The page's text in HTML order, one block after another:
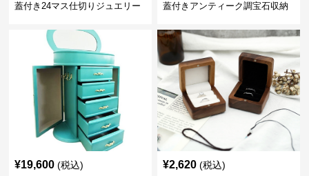
蓋付き24マス仕切りジュエリー
蓋付きアンティーク調宝石収納
¥19,600 (税込) ¥2,620 (税込)